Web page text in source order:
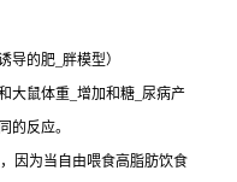
导的肥_胖模型）
大鼠体重_增加和糖_尿病产
的反应。
因为当自由喂食高脂肪饮食